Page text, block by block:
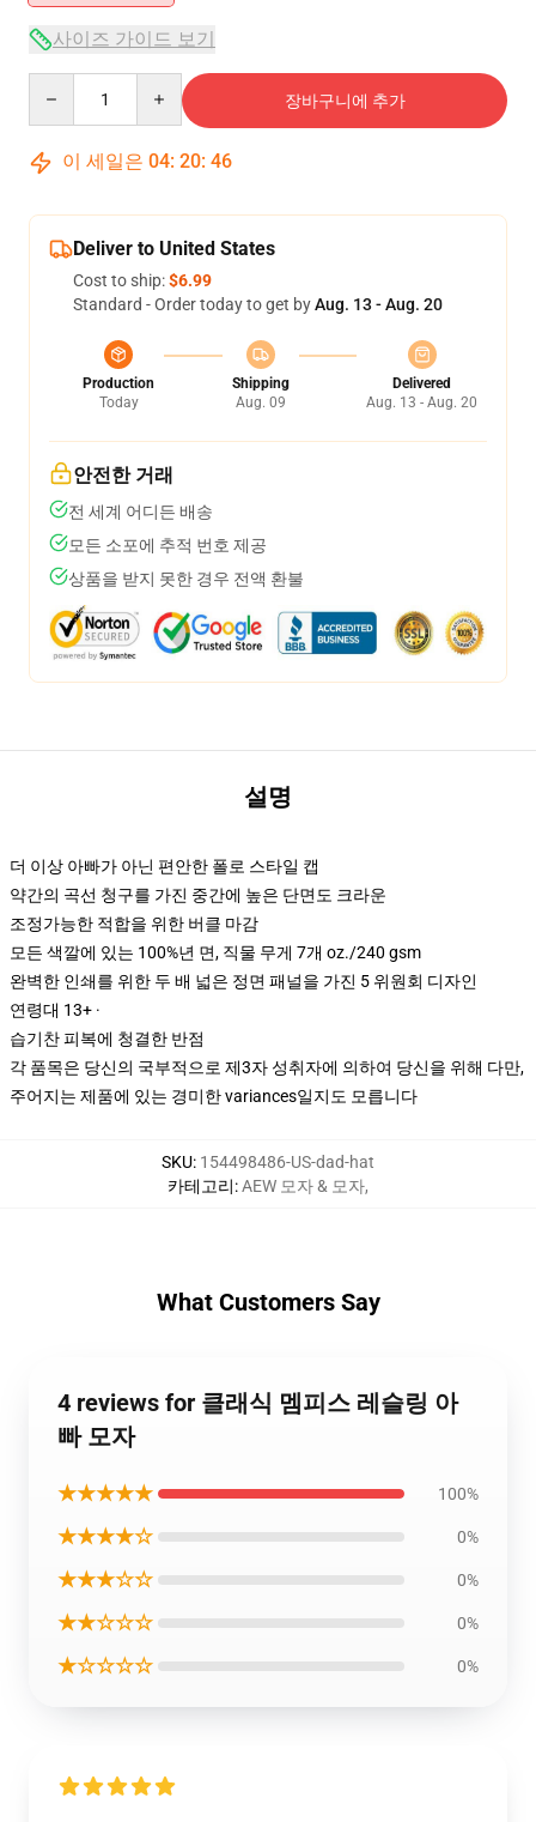
사이즈 가이드 보기
장바구니에 추가
이 세일은 04: 20: 46
Deliver to United States
Cost to ship:$6.99
Standard - Order today to get byAug. 13 - Aug. 20
Production
Today
Shipping
Aug. 09
Delivered
Aug. 13 - Aug. 20
안전한 거래
전 세계 어디든 배송
모든 소포에 추적 번호 제공
상품을 받지 못한 경우 전액 환불
설명
더 이상 아빠가 아닌 편안한 폴로 스타일 캡
약간의 곡선 청구를 가진 중간에 높은 단면도 크라운
조정가능한 적합을 위한 버클 마감
모든 색깔에 있는 100%년 면, 직물 무게 7개 oz./240 gsm
완벽한 인쇄를 위한 두 배 넓은 정면 패널을 가진 5 위원회 디자인
연령대 13+ ·
습기찬 피복에 청결한 반점
각 품목은 당신의 국부적으로 제3자 성취자에 의하여 당신을 위해 다만,
주어지는 제품에 있는 경미한 variances일지도 모릅니다
SKU: 154498486-US-dad-hat
카테고리:AEW 모자 & 모자,
What Customers Say
4 reviews for 클래식 멤피스 레슬링 아
빠 모자
★★★★★ 100%
★★★★☆ 0%
★★★☆☆ 0%
★★☆☆☆ 0%
★☆☆☆☆ 0%